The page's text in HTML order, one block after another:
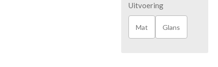
Uitvoering
Mat Glans